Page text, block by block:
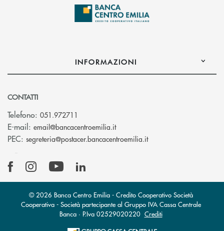
INFORMAZIONI
CONTATTI
Telefono: 051.972711
E-mail: email@bancacentroemilia.it(si apre l’app di posta
PEC: segreteria@postacer.bancacentroemilia.it(si apre l’app di
© 2026 Banca Centro Emilia - Credito Cooperativo Società
Cooperativa - Società partecipante al Gruppo IVA Cassa Centrale
Banca · P.Iva 02529020220 Crediti